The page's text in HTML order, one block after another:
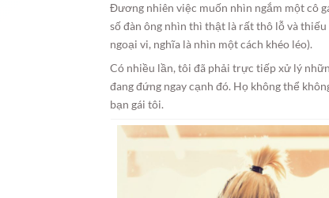
Đương nhiên việc muốn nhìn ngắm một cô
số đàn ông nhìn thì thật là rất thô lỗ và
ngoại vi, nghĩa là nhìn một cách khéo léo).
Có nhiều lần, tôi đã phải trực tiếp xử lý
đang đứng ngay cạnh đó. Họ không thể
bạn gái tôi.